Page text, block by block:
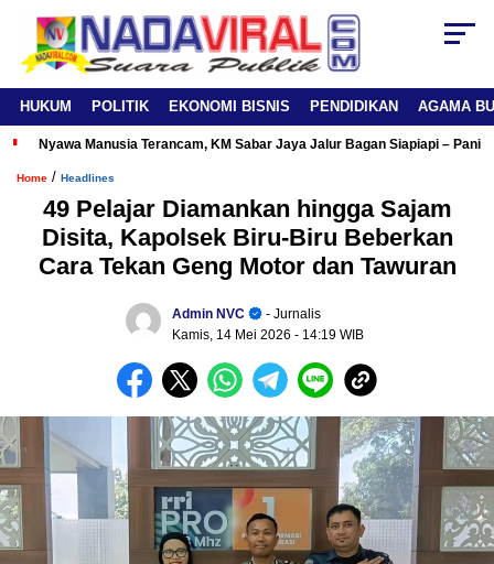
HUKUM POLITIK EKONOMI BISNIS PENDIDIKAN AGAMA
Nyawa Manusia Terancam, KM Sabar Jaya Jalur Bagan Siapiapi –
Home / Headlines
49 Pelajar Diamankan hingga Sajam
Disita, Kapolsek Biru-Biru Beberkan
Cara Tekan Geng Motor dan Tawuran
Admin NVC
- Jurnalis
Kamis, 14 Mei 2026 - 14:19 WIB